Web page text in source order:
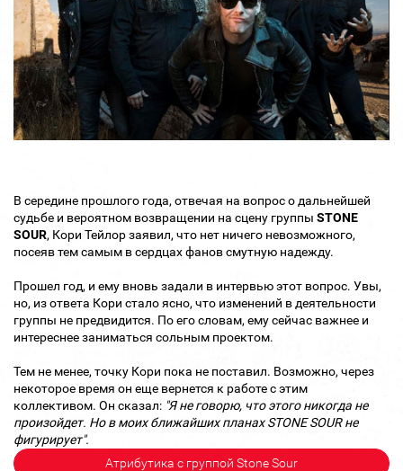
В середине прошлого года, отвечая на вопрос о дальнейшей
судьбе и вероятном возвращении на сцену группы STONE
SOUR, Кори Тейлор заявил, что нет ничего невозможного,
посеяв тем самым в сердцах фанов смутную надежду.
Прошел год, и ему вновь задали в интервью этот вопрос. Увы,
но, из ответа Кори стало ясно, что изменений в деятельности
группы не предвидится. По его словам, ему сейчас важнее и
интереснее заниматься сольным проектом.
Тем не менее, точку Кори пока не поставил. Возможно, через
некоторое время он еще вернется к работе с этим
коллективом. Он сказал: "Я не говорю, что этого никогда не
произойдет. Но в моих ближайших планахSTONE SOUR не
фигурирует".
Атрибутика с группой Stone Sour